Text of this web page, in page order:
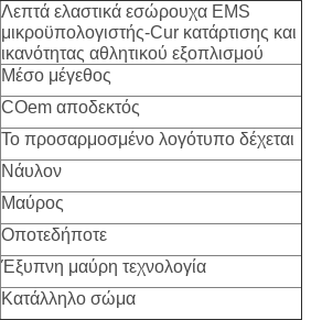
Λεπτά ελαστικά εσώρουχα EMS
μικροϋπολογιστής-Cur κατάρτισης και
ικανότητας αθλητικού εξοπλισμού
Μέσο μέγεθος
COem αποδεκτός
Το προσαρμοσμένο λογότυπο δέχεται
Νάυλον
Μαύρος
Οποτεδήποτε
Έξυπνη μαύρη τεχνολογία
Κατάλληλο σώμα